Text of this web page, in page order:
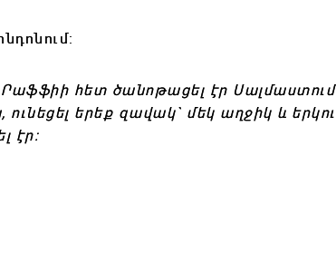
հետ ծանոթացել էր Սալմաստում
երեք զավակ` մեկ աղջիկ և երկու
էր: